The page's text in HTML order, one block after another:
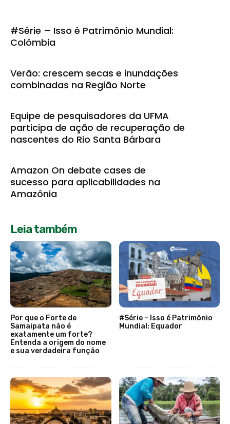
#Série – Isso é Patrimônio Mundial:
Colômbia
Verão: crescem secas e inundações
combinadas na Região Norte
Equipe de pesquisadores da UFMA
participa de ação de recuperação de
nascentes do Rio Santa Bárbara
Amazon On debate cases de
sucesso para aplicabilidades na
Amazônia
Leia também
Por que o Forte de
Samaipata não é
exatamente um forte?
Entenda a origem do nome
e sua verdadeira função
#Série – Isso é Patrimônio
Mundial: Equador